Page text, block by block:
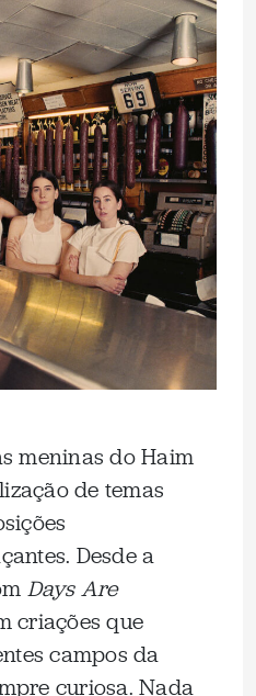
meninas do Haim
de temas
Desde a
Days Are
criações que
campos da
curiosa. Nada